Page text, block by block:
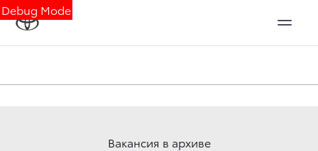
Debug Mode
Вакансия в архиве